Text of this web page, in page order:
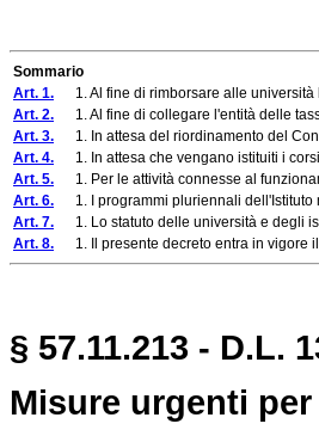
Sommario
Art. 1. 1. Al fine di rimborsare alle università
Art. 2. 1. Al fine di collegare l'entità delle
Art. 3. 1. In attesa del riordinamento del
Art. 4. 1. In attesa che vengano istituiti i
Art. 5. 1. Per le attività connesse al
Art. 6. 1. I programmi pluriennali dell'Istituto
Art. 7. 1. Lo statuto delle università e degli
Art. 8. 1. Il presente decreto entra in vigore il
§ 57.11.213 - D.L.
Misure urgenti